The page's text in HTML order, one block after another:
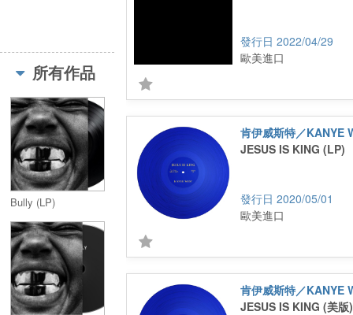
所有作品
Bully (LP)
2022/04/29
歐美進口
肯伊威斯特／KANYE
JESUS IS KING (LP)
2020/05/01
歐美進口
肯伊威斯特／KANYE
JESUS IS KING (美版)